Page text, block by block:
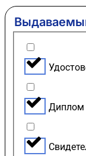
Диплом